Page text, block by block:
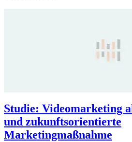
Studie: Videomarketing
und zukunftsorientierte
Marketingmaßnahme